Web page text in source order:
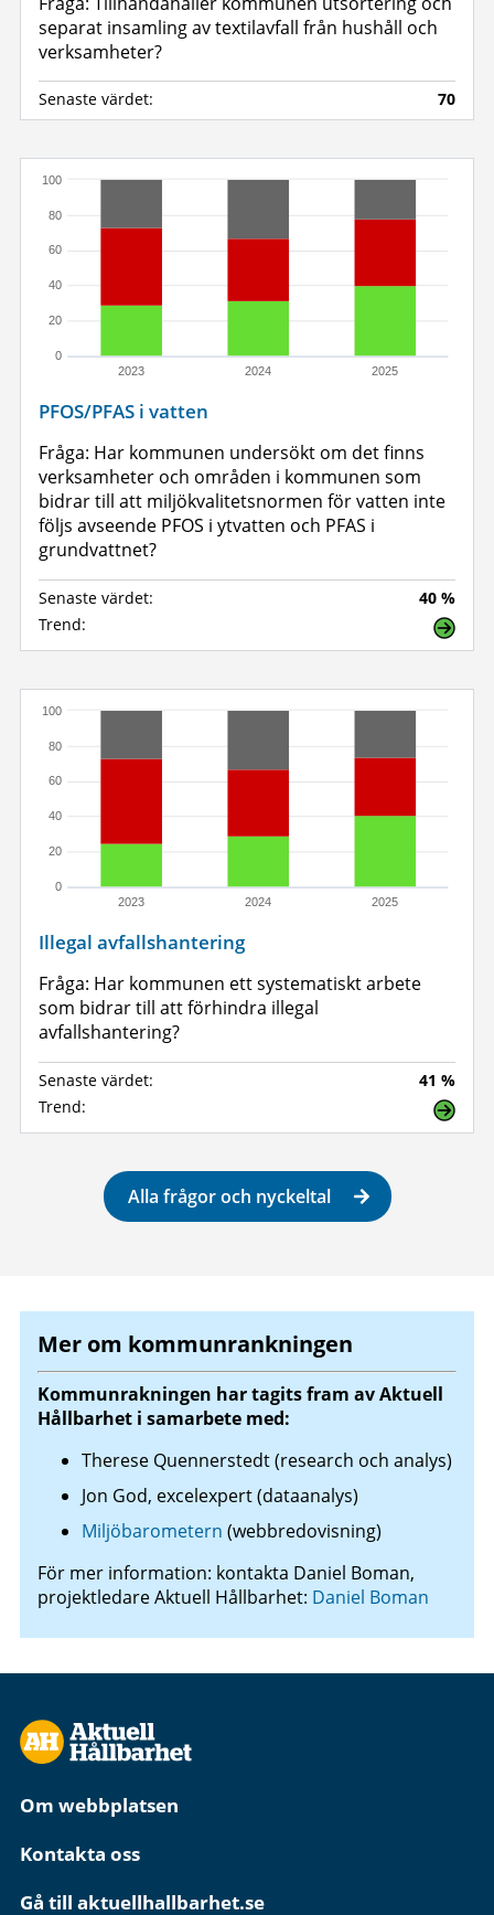
separat insamling av textilavfall från hushåll och
verksamheter?
Senaste värdet: 70
2023 2024 2025
0
20
40
60
80
100
PFOS/PFAS i vatten
Fråga: Har kommunen undersökt om det finns
verksamheter och områden i kommunen som
bidrar till att miljökvalitetsnormen för vatten inte
följs avseende PFOS i ytvatten och PFAS i
grundvattnet?
Senaste värdet:
40 %
Trend:
2023 2024 2025
0
20
40
60
80
100
Illegal avfallshantering
Fråga: Har kommunen ett systematiskt arbete
som bidrar till att förhindra illegal
avfallshantering?
Senaste värdet:
41 %
Trend:
Alla frågor och nyckeltal
Mer om kommunrankningen
Kommunrakningen har tagits fram av Aktuell
Hållbarhet i samarbete med:
Therese Quennerstedt (research och analys)
Jon God, excelexpert (dataanalys)
Miljöbarometern (webbredovisning)
För mer information: kontakta Daniel Boman,
projektledare Aktuell Hållbarhet: Daniel Boman
Om webbplatsen
Kontakta oss
Gå till aktuellhallbarhet.se